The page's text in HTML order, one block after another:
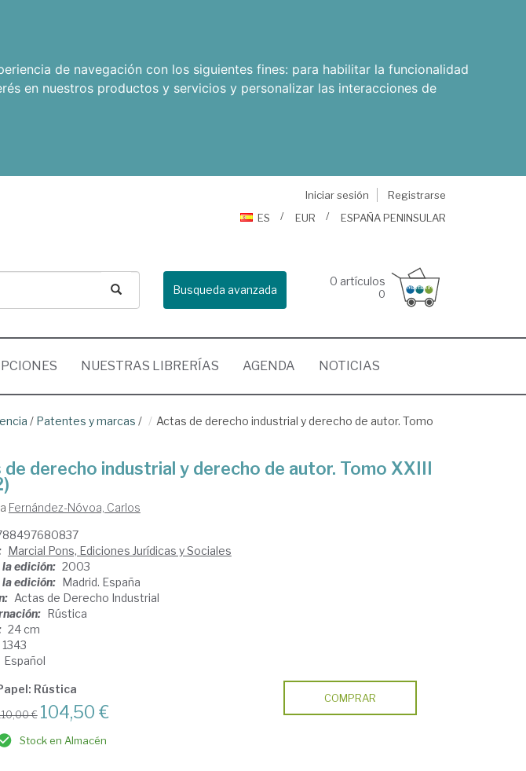
de navegación con los siguientes fines: para habilitar la funcionalidad
en nuestros productos y servicios y personalizar las interacciones de
Iniciar sesión
Registrarse
ES
EUR ESPAÑA PENINSULAR
Busqueda avanzada
0 artículos
0
NUESTRAS LIBRERÍAS AGENDA NOTICIAS
/ Patentes y marcas /
Actas de derecho industrial y derecho de autor. Tomo
derecho industrial y derecho de autor. Tomo XXIII
Fernández-Nóvoa, Carlos
Marcial Pons, Ediciones Jurídicas y Sociales
la edición: 2003
edición: Madrid. España
Actas de Derecho Industrial
Rústica
24 cm
1343
Español
Rústica
€ 104,50 €
Stock en Almacén
COMPRAR